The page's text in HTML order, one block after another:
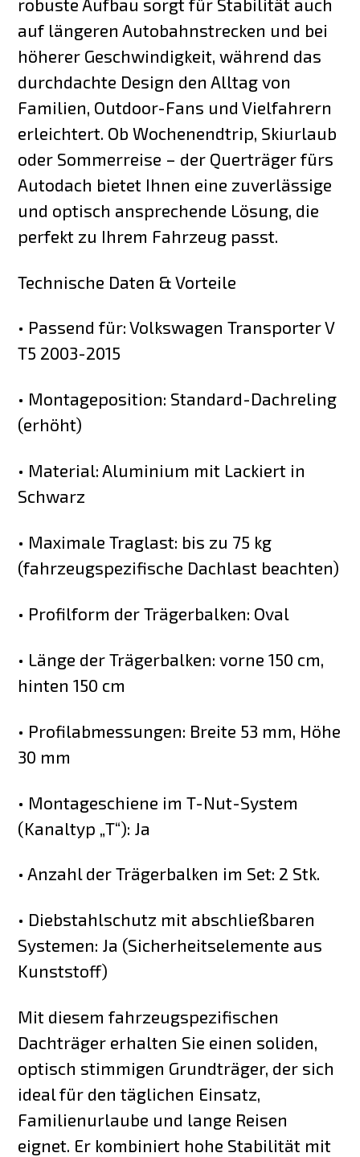
robuste Aufbau sorgt für Stabilität auch
auf längeren Autobahnstrecken und bei
höherer Geschwindigkeit, während das
durchdachte Design den Alltag von
Familien, Outdoor-Fans und Vielfahrern
erleichtert. Ob Wochenendtrip, Skiurlaub
oder Sommerreise – der Querträger fürs
Autodach bietet Ihnen eine zuverlässige
und optisch ansprechende Lösung, die
perfekt zu Ihrem Fahrzeug passt.
Technische Daten & Vorteile
• Passend für: Volkswagen Transporter V
T5 2003-2015
• Montageposition: Standard-Dachreling
(erhöht)
• Material: Aluminium mit Lackiert in
Schwarz
• Maximale Traglast: bis zu 75 kg
(fahrzeugspezifische Dachlast beachten)
• Profilform der Trägerbalken: Oval
• Länge der Trägerbalken: vorne 150 cm,
hinten 150 cm
• Profilabmessungen: Breite 53 mm, Höhe
30 mm
• Montageschiene im T-Nut-System
(Kanaltyp „T“): Ja
• Anzahl der Trägerbalken im Set: 2 Stk.
• Diebstahlschutz mit abschließbaren
Systemen: Ja (Sicherheitselemente aus
Kunststoff)
Mit diesem fahrzeugspezifischen
Dachträger erhalten Sie einen soliden,
optisch stimmigen Grundträger, der sich
ideal für den täglichen Einsatz,
Familienurlaube und lange Reisen
eignet. Er kombiniert hohe Stabilität mit